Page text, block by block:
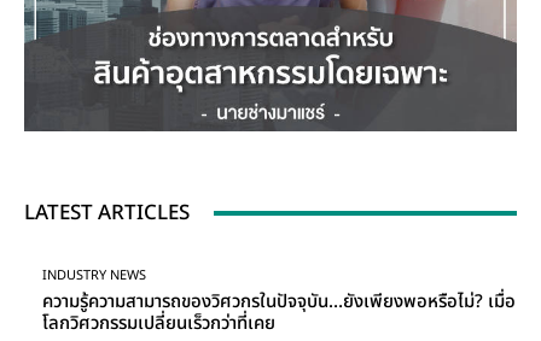
LATEST ARTICLES
INDUSTRY NEWS
ความรู้ความสามารถของวิศวกรในปัจจุบัน…ยังเพียงพอหรือไม่? เมื่อ
โลกวิศวกรรมเปลี่ยนเร็วกว่าที่เคย